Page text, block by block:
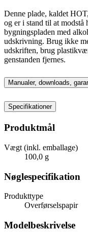
Denne plade, kaldet
og er i stand til at modstå
bygningspladen med
udskrivning. Brug ikke
udskriften, brug
genstanden fjernes.
Manualer, downloads,
Specifikationer
Produktmål
Vægt (inkl. emballage)
100,0 g
Nøglespecifikation
Produkttype
Overførselspapir
Modelbeskrivelse